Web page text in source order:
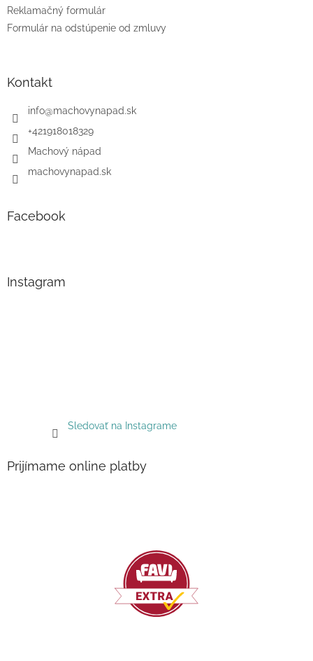
Reklamačný formulár
Formulár na odstúpenie od zmluvy
Kontakt
info@machovynapad.sk
+421918018329
Machový nápad
machovynapad.sk
Facebook
Instagram
Sledovať na Instagrame
Prijímame online platby